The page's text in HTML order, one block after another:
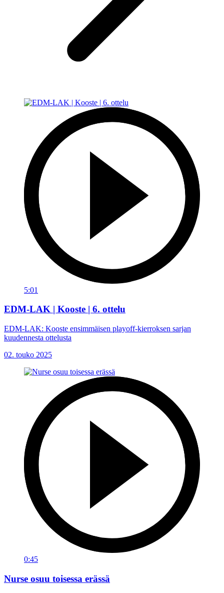
5:01
EDM-LAK | Kooste | 6. ottelu
EDM-LAK: Kooste ensimmäisen playoff-kierroksen sarjan
kuudennesta ottelusta
02. touko 2025
0:45
Nurse osuu toisessa erässä